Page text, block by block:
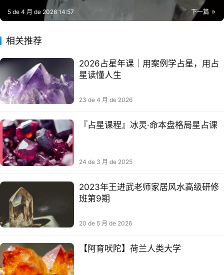
下一篇
5 de 4 月 de 2026 14:57
相关推荐
2026占星年课｜用案例学占星，用占
星读懂人生
23 de 4 月 de 2026
『占星课程』冰灵·命本‬盘格局星占‬课
24 de 3 月 de 2025
2023年王进武老师家居风水高级研修
班第9期
20 de 5 月 de 2026
【阿育吠陀】荷兰人类大学